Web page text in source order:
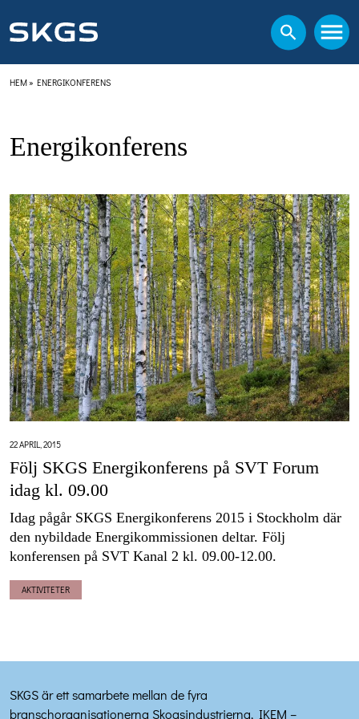
HEM» ENERGIKONFERENS
Energikonferens
22 APRIL, 2015
Följ SKGS Energikonferens på SVT Forum
idag kl. 09.00
Idag pågår SKGS Energikonferens 2015 i Stockholm där
den nybildade Energikommissionen deltar. Följ
konferensen på SVT Kanal 2 kl. 09.00-12.00.
AKTIVITETER
SKGS är ett samarbete mellan de fyra
branschorganisationerna Skogsindustrierna, IKEM –